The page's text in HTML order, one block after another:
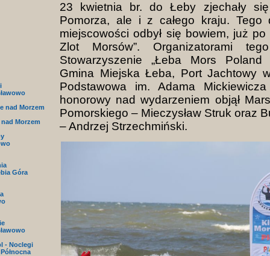
nad Morzem
Morzem
Góra
- Noclegi
23 kwietnia br. do Łeby zjechały
Pomorza, ale i z całego kraju. Tego
miejscowości odbył się bowiem, już
Zlot Morsów”. Organizatorami
Stowarzyszenie „Łeba Mors
Gmina Miejska Łeba, Port Jachtowy
Podstawowa im. Adama
honorowy nad wydarzeniem objął
Pomorskiego – Mieczysław Struk oraz
– Andrzej Strzechmiński.